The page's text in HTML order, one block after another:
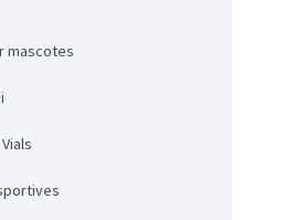
mascotes
Vials